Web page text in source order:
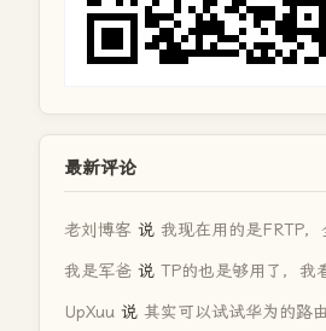
最新评论
老刘博客 说 我现在用的是FRTP
我是军爸 说 TP的也是够用了，我
UpXuu 说 其实可以试试华为的路